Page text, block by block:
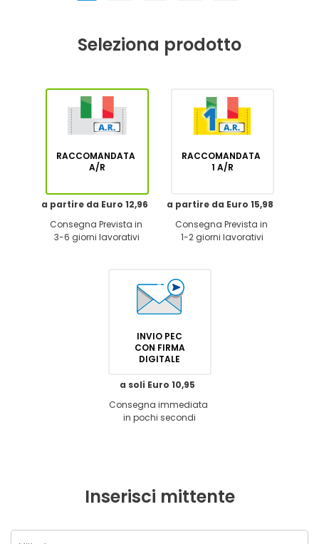
Seleziona prodotto
RACCOMANDATA
A/R
a partire da Euro 12,96
Consegna Prevista in
3-6 giorni lavorativi
RACCOMANDATA
1 A/R
a partire da Euro 15,98
Consegna Prevista in
1-2 giorni lavorativi
INVIO PEC
CON FIRMA
DIGITALE
a soli Euro 10,95
Consegna immediata
in pochi secondi
Inserisci mittente